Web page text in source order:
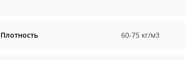
Плотность 60-75 кг/м3